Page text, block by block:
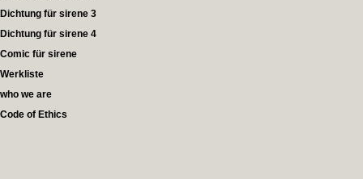
Dichtung für sirene 3
Dichtung für sirene 4
Comic für sirene
Werkliste
who we are
Code of Ethics